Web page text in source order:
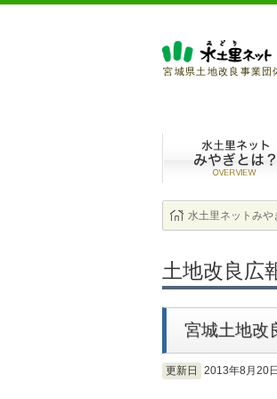
宮城県土地改良事業団
水土里ネットみや
土地改良広
宮城土地改
更新日 2013年8月20